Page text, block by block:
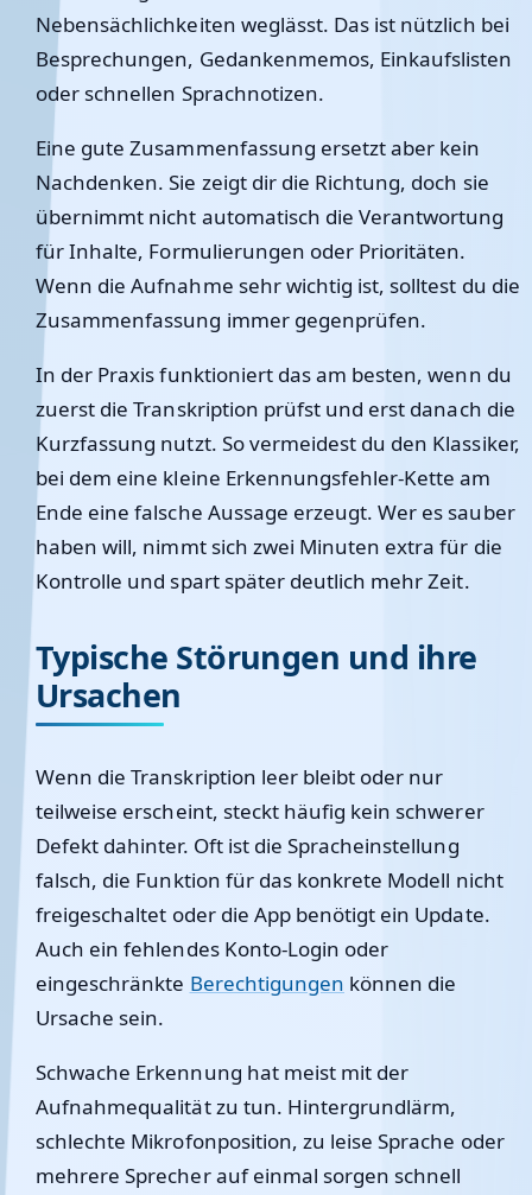
Nebensächlichkeiten weglässt. Das ist nützlich bei
Besprechungen, Gedankenmemos, Einkaufslisten
oder schnellen Sprachnotizen.
Eine gute Zusammenfassung ersetzt aber kein
Nachdenken. Sie zeigt dir die Richtung, doch sie
übernimmt nicht automatisch die Verantwortung
für Inhalte, Formulierungen oder Prioritäten.
Wenn die Aufnahme sehr wichtig ist, solltest du die
Zusammenfassung immer gegenprüfen.
In der Praxis funktioniert das am besten, wenn du
zuerst die Transkription prüfst und erst danach die
Kurzfassung nutzt. So vermeidest du den Klassiker,
bei dem eine kleine Erkennungsfehler-Kette am
Ende eine falsche Aussage erzeugt. Wer es sauber
haben will, nimmt sich zwei Minuten extra für die
Kontrolle und spart später deutlich mehr Zeit.
Typische Störungen und ihre
Ursachen
Wenn die Transkription leer bleibt oder nur
teilweise erscheint, steckt häufig kein schwerer
Defekt dahinter. Oft ist die Spracheinstellung
falsch, die Funktion für das konkrete Modell nicht
freigeschaltet oder die App benötigt ein Update.
Auch ein fehlendes Konto-Login oder
eingeschränkte Berechtigungen können die
Ursache sein.
Schwache Erkennung hat meist mit der
Aufnahmequalität zu tun. Hintergrundlärm,
schlechte Mikrofonposition, zu leise Sprache oder
mehrere Sprecher auf einmal sorgen schnell